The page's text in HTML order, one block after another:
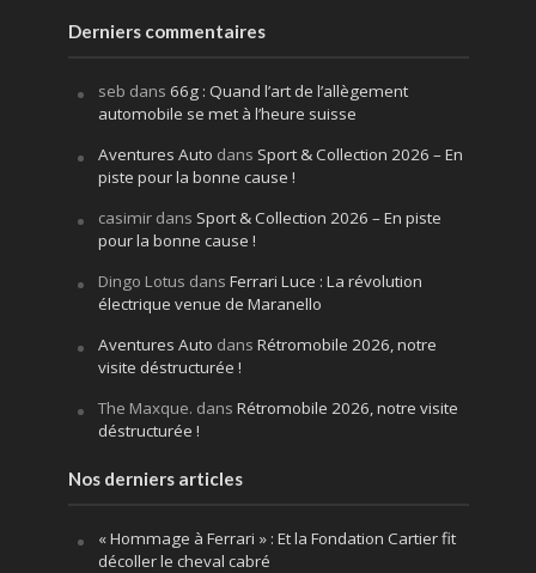
Derniers commentaires
seb dans 66g : Quand l’art de l’allègement
automobile se met à l’heure suisse
Aventures Auto dans Sport & Collection 2026 – En
piste pour la bonne cause !
casimirdans Sport & Collection 2026 – En piste
pour la bonne cause !
Dingo Lotus dans Ferrari Luce : La révolution
électrique venue de Maranello
Aventures Auto dans Rétromobile 2026, notre
visite déstructurée !
The Maxque. dans Rétromobile 2026, notre visite
déstructurée !
Nos derniers articles
« Hommage à Ferrari » : Et la Fondation Cartier fit
décoller le cheval cabré